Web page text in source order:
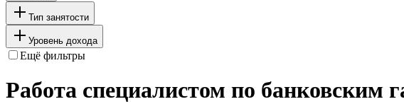
Тип занятости
Уровень дохода
Ещё фильтры
Работа специалистом по банковским